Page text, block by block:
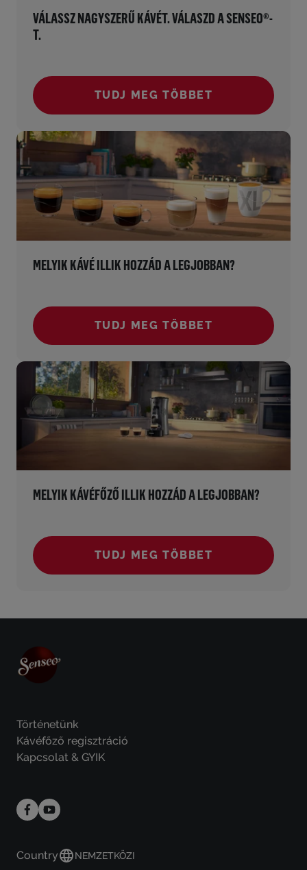
VÁLASSZ NAGYSZERŰ KÁVÉT. VÁLASZD A SENSEO®-
T.
TUDJ MEG TÖBBET
()
MELYIK KÁVÉ ILLIK HOZZÁD A LEGJOBBAN?
TUDJ MEG TÖBBET
()
MELYIK KÁVÉFŐZŐ ILLIK HOZZÁD A LEGJOBBAN?
TUDJ MEG TÖBBET
()
Történetünk
Kávéfőző regisztráció
Kapcsolat & GYIK
Country NEMZETKÖZI